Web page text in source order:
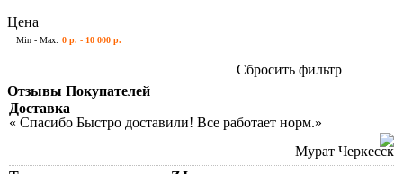
Цена
Min - Max: 0 р. - 10 000 р.
Сбросить фильтр
Отзывы Покупателей
Доставка
« Спасибо Быстро доставили! Все работает норм.»
Мурат Черкесск